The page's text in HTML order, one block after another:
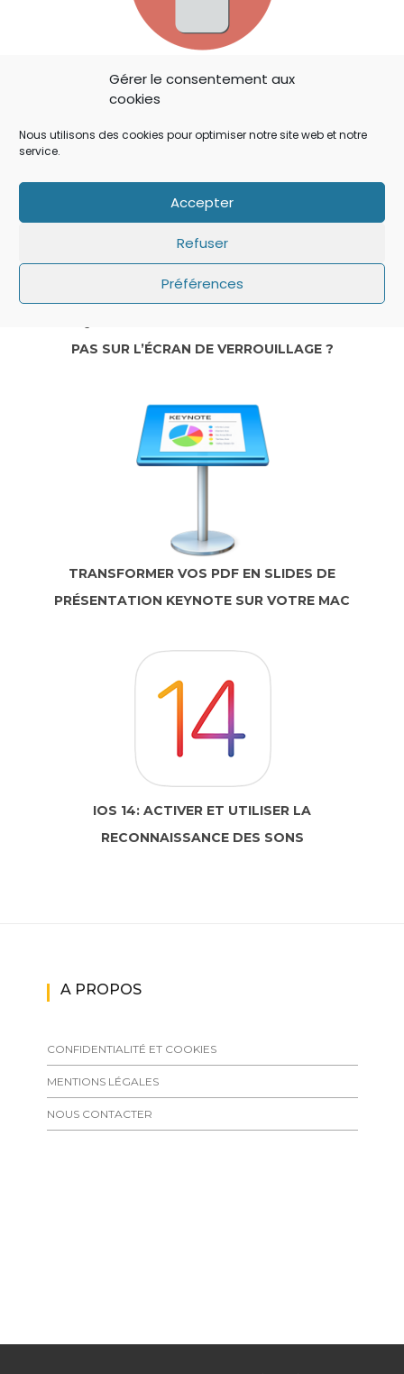
Gérer le consentement aux
cookies
Nous utilisons des cookies pour optimiser notre site web et notre
service.
Accepter
Refuser
Préférences
IOS 14: APPLE A AJOUTÉ UN BOUTON
SECRET QUI A ÉCHAPPÉ À TOUT LE MONDE !
PAS SUR L’ÉCRAN DE VERROUILLAGE ?
TRANSFORMER VOS PDF EN SLIDES DE
PRÉSENTATION KEYNOTE SUR VOTRE MAC
IOS 14: ACTIVER ET UTILISER LA
RECONNAISSANCE DES SONS
A PROPOS
CONFIDENTIALITÉ ET COOKIES
MENTIONS LÉGALES
NOUS CONTACTER